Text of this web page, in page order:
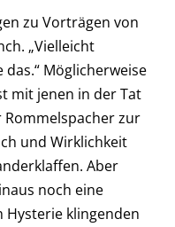
zu Vorträgen von
„Vielleicht
Möglicherweise
mit jenen in der Tat
Rommelspacher zur
und Wirklichkeit
Aber
noch eine
Hysterie klingenden